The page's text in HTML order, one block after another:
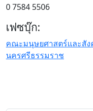
0 7584 5506
เฟซบุ๊ก:
คณะมนุษยศาสตร์และสั
นครศรีธรรมราช